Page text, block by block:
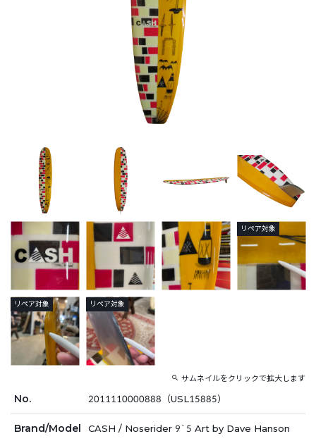
リペア対象
リペア対象 リペア対象
サムネイルをクリックで拡大します
No. 2011110000888（USL15885）
Brand/Model CASH / Noserider 9`5 Art by Dave Hanson